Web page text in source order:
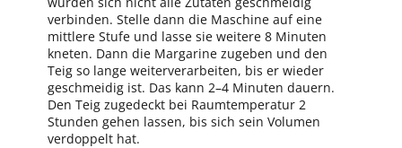
verbinden. Stelle dann die Maschine auf eine
mittlere Stufe und lasse sie weitere 8 Minuten
kneten. Dann die Margarine zugeben und den
Teig so lange weiterverarbeiten, bis er wieder
geschmeidig ist. Das kann 2–4 Minuten dauern.
Den Teig zugedeckt bei Raumtemperatur 2
Stunden gehen lassen, bis sich sein Volumen
verdoppelt hat.